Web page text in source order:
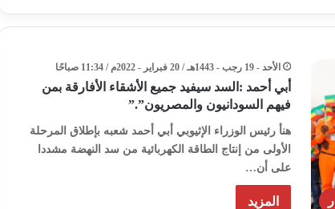
الأحد - 19 رجب - 1443هـ / 20 فبراير - 2022م / 11:34 صباحًا
أبي أحمد :السد سيفيد جميع الأشقاء الأفارقة بمن
فيهم السودانيون والمصريون”.”
هنأ رئيس الوزراء الإثيوبي أبي أحمد شعبه بإطلاق المرحلة
الأولى من إنتاج الطاقة الكهربائية من سد النهضة مشددا
على أن…
المزيد